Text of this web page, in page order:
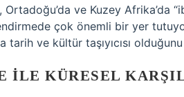
Ortadoğu’da ve Kuzey
çok önemli bir yer
tarih ve kültür taşıyıcısı
ILE KÜRESEL